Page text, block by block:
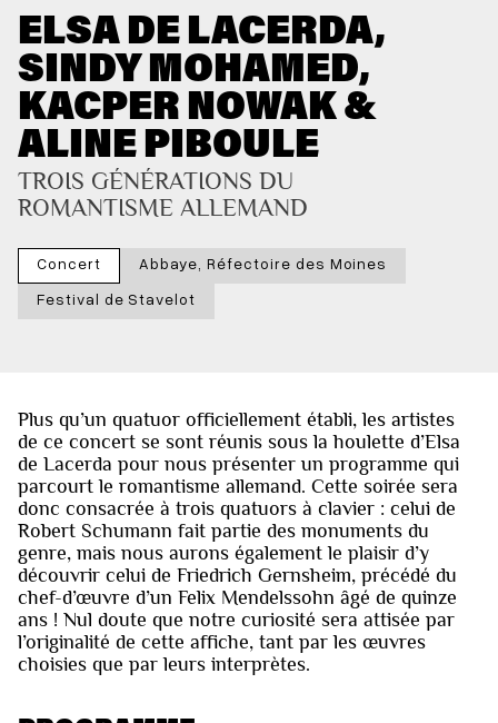
ELSA DE LACERDA,
SINDY MOHAMED,
KACPER NOWAK &
ALINE PIBOULE
TROIS GÉNÉRATIONS DU
ROMANTISME ALLEMAND
Concert
Abbaye, Réfectoire des Moines
Festival de Stavelot
Plus qu’un quatuor officiellement établi, les artistes
de ce concert se sont réunis sous la houlette d’Elsa
de Lacerda pour nous présenter un programme qui
parcourt le romantisme allemand. Cette soirée sera
donc consacrée à trois quatuors à clavier : celui de
Robert Schumann fait partie des monuments du
genre, mais nous aurons également le plaisir d’y
découvrir celui de Friedrich Gernsheim, précédé du
chef-d’œuvre d’un Felix Mendelssohn âgé de quinze
ans ! Nul doute que notre curiosité sera attisée par
l’originalité de cette affiche, tant par les œuvres
choisies que par leurs interprètes.